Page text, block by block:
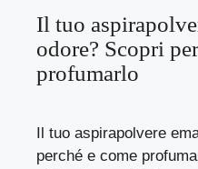
Il tuo
odore? Scopri
profumarlo
Il tuo aspirapolvere
perché e come